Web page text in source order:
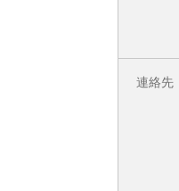
連絡先